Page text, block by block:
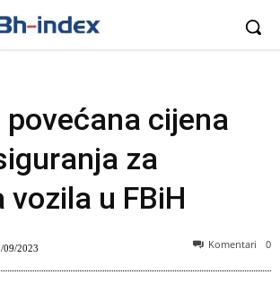
povećana cijena
za
u FBiH
09/2023 Komentari 0